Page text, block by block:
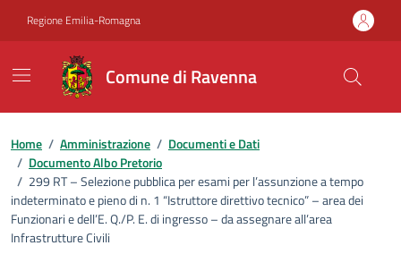
Regione Emilia-Romagna
Comune di Ravenna
Home / Amministrazione / Documenti e Dati
/ Documento Albo Pretorio
/ 299 RT – Selezione pubblica per esami per l’assunzione a tempo
indeterminato e pieno di n. 1 “Istruttore direttivo tecnico” – area dei
Funzionari e dell’E. Q./P. E. di ingresso – da assegnare all’area
Infrastrutture Civili